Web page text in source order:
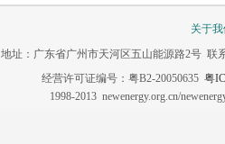
关于
地址：广东省广州市天河区五山能源路2号 联
经营许可证编号：粤B2-20050635 粤
1998-2013 newenergy.org.cn/